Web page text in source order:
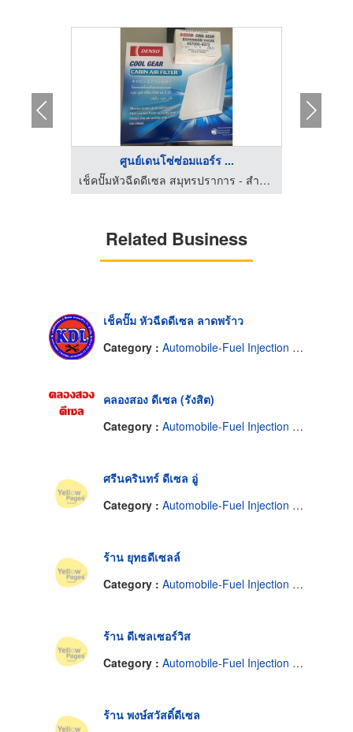
ศูนย์เดนโซ่ซ่อมแอร์ร ...
เช็คปั๊มหัวฉีดดีเซล สมุทรปราการ - สำโรงใต้ดีเซล
Related Business
เช็คปั๊ม หัวฉีดดีเซล ลาดพร้าว
Category : Automobile-Fuel Injection Pump Service
คลองสอง ดีเซล (รังสิต)
Category : Automobile-Fuel Injection Pump Service
ศรีนครินทร์ ดีเซล อู่
Category : Automobile-Fuel Injection Pump Service
ร้าน ยุทธดีเซลล์
Category : Automobile-Fuel Injection Pump Service
ร้าน ดีเซลเซอร์วิส
Category : Automobile-Fuel Injection Pump Service
ร้าน พงษ์สวัสดิ์ดีเซล